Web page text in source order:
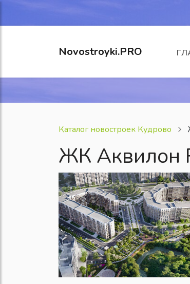
Novostroyki.PRO
Каталог новостроек Кудрово
ЖК Аквилон